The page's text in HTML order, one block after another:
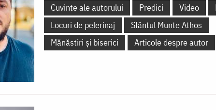
Cuvinte ale autorului Predici Video
Locuri de pelerinaj
Sfântul Munte Athos
Mănăstiri și biserici
Articole despre autor